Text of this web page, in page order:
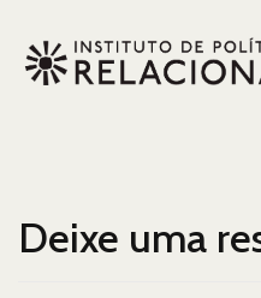
Deixe uma